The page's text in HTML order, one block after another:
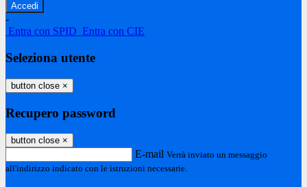
-
Entra con SPID Entra con CIE
Seleziona utente
button close ×
Recupero password
button close ×
E-mail Verrà inviato un messaggio
all'indirizzo indicato con le istruzioni necessarie.